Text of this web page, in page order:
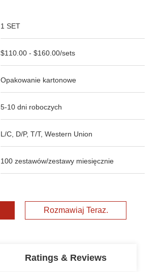
1 SET
$110.00 - $160.00/sets
Opakowanie kartonowe
5-10 dni roboczych
L/C, D/P, T/T, Western Union
100 zestawów/zestawy miesięcznie
Rozmawiaj Teraz.
Ratings & Reviews